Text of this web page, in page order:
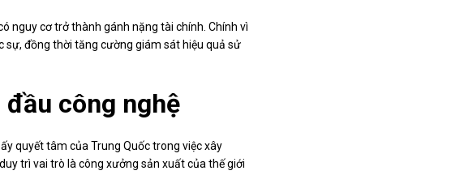
nguy cơ trở thành gánh nặng tài chính. Chính vì
sự, đồng thời tăng cường giám sát hiệu quả sử
công nghệ
quyết tâm của Trung Quốc trong việc xây
trì vai trò là công xưởng sản xuất của thế giới